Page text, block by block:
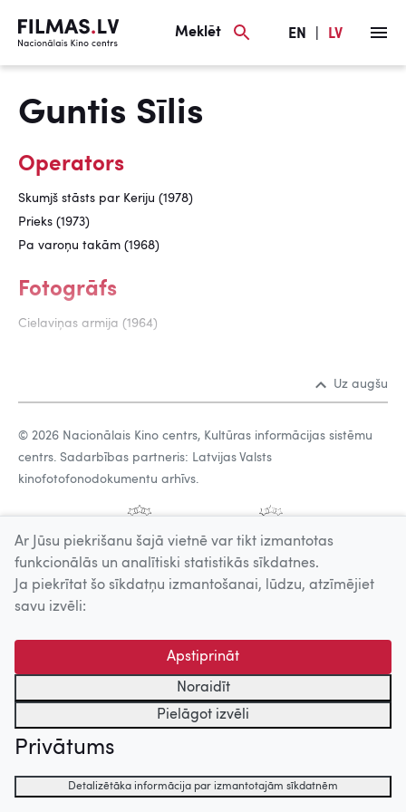
Meklēt EN LV
Guntis Sīlis
Operators
Skumjš stāsts par Keriju (1978)
Prieks (1973)
Pa varoņu takām (1968)
Fotogrāfs
Cielaviņas armija (1964)
Uz augšu
© 2026 Nacionālais Kino centrs, Kultūras informācijas sistēmu
centrs. Sadarbības partneris: Latvijas Valsts
kinofotofonodokumentu arhīvs.
Ar Jūsu piekrišanu šajā vietnē var tikt izmantotas
funkcionālās un analītiski statistikās sīkdatnes.
Ja piekrītat šo sīkdatņu izmantošanai, lūdzu, atzīmējiet
savu izvēli:
Apstiprināt
Noraidīt
Pielāgot izvēli
Privātums
Detalizētāka informācija par izmantotajām sīkdatnēm